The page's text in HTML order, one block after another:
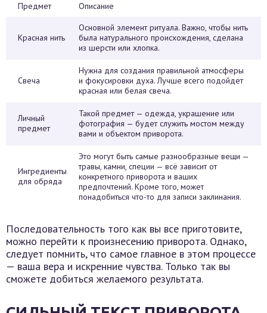
Предмет Описание
Красная нить
Основной элемент ритуала. Важно, чтобы нить
была натурального происхождения, сделана
из шерсти или хлопка.
Свеча
Нужна для создания правильной атмосферы
и фокусировки духа. Лучше всего подойдет
красная или белая свеча.
Личный
предмет
Такой предмет — одежда, украшение или
фотография — будет служить мостом между
вами и объектом приворота.
Ингредиенты
для обряда
Это могут быть самые разнообразные вещи —
травы, камни, специи — всё зависит от
конкретного приворота и ваших
предпочтений. Кроме того, может
понадобиться что-то для записи заклинания.
Последовательность того как вы все приготовите,
можно перейти к произнесению приворота. Однако,
следует помнить, что самое главное в этом процессе
— ваша вера и искренние чувства. Только так вы
сможете добиться желаемого результата.